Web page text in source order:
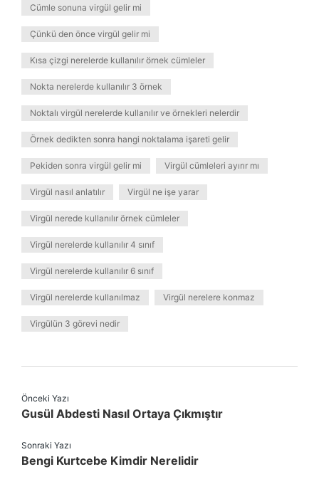
Cümle sonuna virgül gelir mi
Çünkü den önce virgül gelir mi
Kısa çizgi nerelerde kullanılır örnek cümleler
Nokta nerelerde kullanılır 3 örnek
Noktalı virgül nerelerde kullanılır ve örnekleri nelerdir
Örnek dedikten sonra hangi noktalama işareti gelir
Pekiden sonra virgül gelir mi Virgül cümleleri ayırır mı
Virgül nasıl anlatılır Virgül ne işe yarar
Virgül nerede kullanılır örnek cümleler
Virgül nerelerde kullanılır 4 sınıf
Virgül nerelerde kullanılır 6 sınıf
Virgül nerelerde kullanılmaz Virgül nerelere konmaz
Virgülün 3 görevi nedir
Önceki Yazı
Gusül Abdesti Nasıl Ortaya Çıkmıştır
Sonraki Yazı
Bengi Kurtcebe Kimdir Nerelidir